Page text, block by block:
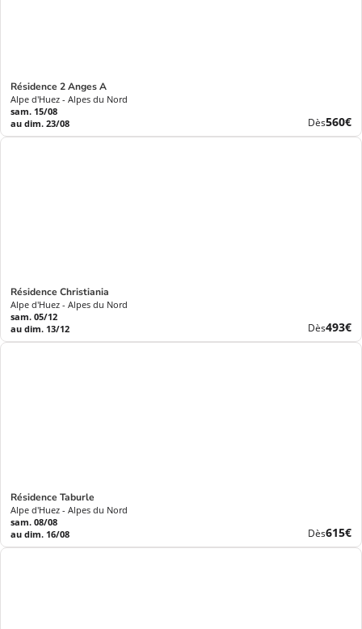
Résidence 2 Anges A
Alpe d'Huez - Alpes du Nord
sam. 15/08
au dim. 23/08
Dès
prix
560€
Résidence Christiania
Alpe d'Huez - Alpes du Nord
sam. 05/12
au dim. 13/12
Dès
prix
493€
Résidence Taburle
Alpe d'Huez - Alpes du Nord
sam. 08/08
au dim. 16/08
Dès
prix
615€